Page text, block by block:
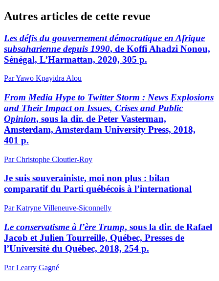
Autres articles de cette revue
Les défis du gouvernement démocratique en Afrique
subsaharienne depuis 1990, de Koffi Ahadzi Nonou,
Sénégal, L’Harmattan, 2020, 305 p.
Par Yawo Kpayidra Alou
From Media Hype to Twitter Storm : News Explosions
and Their Impact on Issues, Crises and Public
Opinion, sous la dir. de Peter Vasterman,
Amsterdam, Amsterdam University Press, 2018,
401 p.
Par Christophe Cloutier-Roy
Je suis souverainiste, moi non plus : bilan
comparatif du Parti québécois à l’international
Par Katryne Villeneuve-Siconnelly
Le conservatisme à l’ère Trump, sous la dir. de Rafael
Jacob et Julien Tourreille, Québec, Presses de
l’Université du Québec, 2018, 254 p.
Par Learry Gagné